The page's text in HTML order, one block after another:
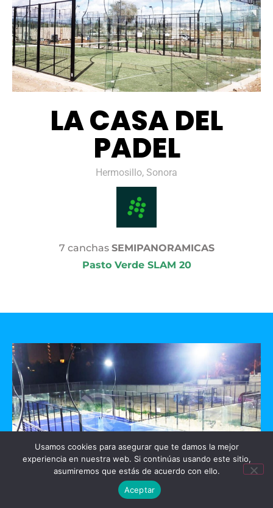
LA CASA DEL
PADEL
Hermosillo, Sonora
7 canchas SEMIPANORAMICAS
Pasto Verde SLAM 20
Usamos cookies para asegurar que te damos la mejor
experiencia en nuestra web. Si continúas usando este sitio,
asumiremos que estás de acuerdo con ello.
Aceptar